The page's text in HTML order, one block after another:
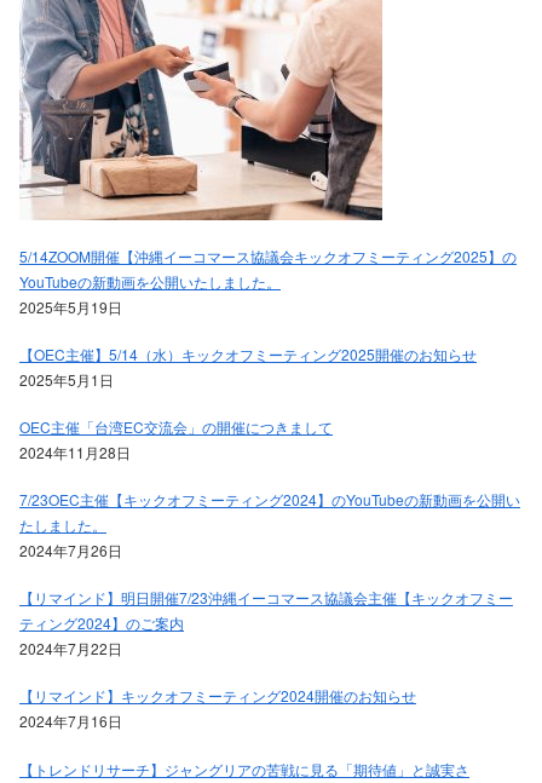
5/14ZOOM開催【沖縄イーコマース協議会キックオフミーティング2025】の
YouTubeの新動画を公開いたしました。
2025年5月19日
【OEC主催】5/14（水）キックオフミーティング2025開催のお知らせ
2025年5月1日
OEC主催「台湾EC交流会」の開催につきまして
2024年11月28日
7/23OEC主催【キックオフミーティング2024】のYouTubeの新動画を公開い
たしました。
2024年7月26日
【リマインド】明日開催7/23沖縄イーコマース協議会主催【キックオフミー
ティング2024】のご案内
2024年7月22日
【リマインド】キックオフミーティング2024開催のお知らせ
2024年7月16日
【トレンドリサーチ】ジャングリアの苦戦に見る「期待値」と誠実さ